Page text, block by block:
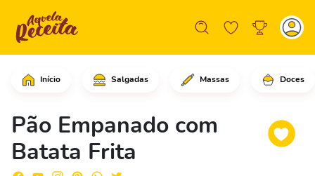
Início Salgadas Massas Doces
Pão Empanado com
Batata Frita
Em uma tigela média, adicione os